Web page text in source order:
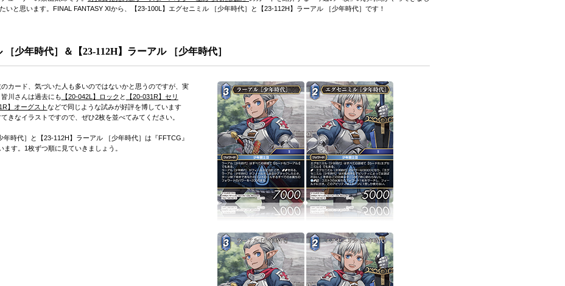
いと思います。FINAL FANTASY XIから、【23-100L】エグセニミル ［少年時代］と【23-112H】ラーアル ［少年時代］です！
［少年時代］＆【23-112H】ラーアル ［少年時代］
カード、気づいた人も多いのではないかと思うのですが、実
川さんは過去にも 【20-042L】ロック と
【20-031R】セリ
】オーグストなどで同じような試みが好評を博しています
きなイラストですので、ぜひ2枚を並べてみてください。
時代］と【23-112H】ラーアル ［少年時代］は『FFTCG』
す。1枚ずつ順に見ていきましょう。